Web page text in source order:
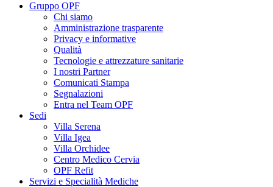
Gruppo OPF
Chi siamo
Amministrazione trasparente
Privacy e informative
Qualità
Tecnologie e attrezzature sanitarie
I nostri Partner
Comunicati Stampa
Segnalazioni
Entra nel Team OPF
Sedi
Villa Serena
Villa Igea
Villa Orchidee
Centro Medico Cervia
OPF Refit
Servizi e Specialità Mediche